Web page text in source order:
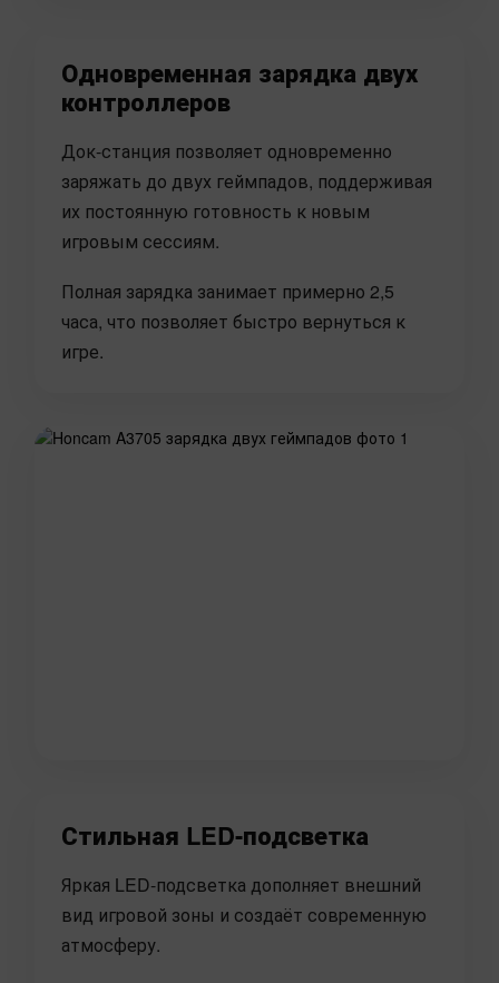
Одновременная зарядка двух
контроллеров
Док-станция позволяет одновременно
заряжать до двух геймпадов, поддерживая
их постоянную готовность к новым
игровым сессиям.
Полная зарядка занимает примерно 2,5
часа, что позволяет быстро вернуться к
игре.
Стильная LED-подсветка
Яркая LED-подсветка дополняет внешний
вид игровой зоны и создаёт современную
атмосферу.